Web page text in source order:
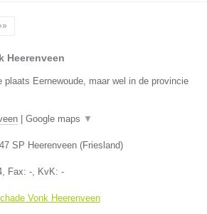
Heerenveen
plaats Eernewoude, maar wel in de provincie
Google maps ▼
SP Heerenveen (Friesland)
, Fax: -, KvK: -
Vonk Heerenveen